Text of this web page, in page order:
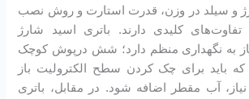
و سیلد در وزن، قدرت استارت و روش نصب
تفاوت‌های کلیدی دارند. باتری اسید شارژ
به نگهداری منظم دارد؛ شش درپوش کوچک
باید برای چک کردن سطح الکترولیت باز
آب مقطر اضافه شود. در مقابل، باتری